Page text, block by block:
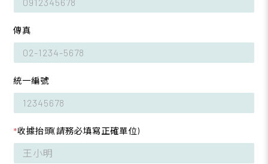
傳真
統一編號
*收據抬頭(請務必填寫正確單位)